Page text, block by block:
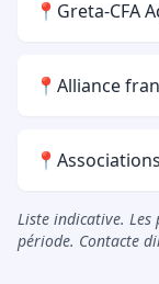
📍 Greta-CFA
📍 Alliance
📍
Liste indicative.
période. Contacte